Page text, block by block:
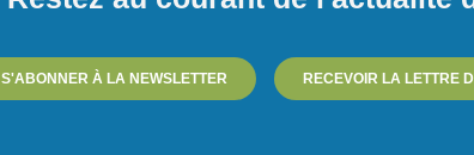
S'ABONNER À LA NEWSLETTER RECEVOIR LA LETTRE